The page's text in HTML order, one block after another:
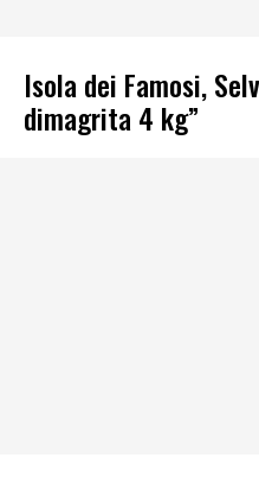
Isola dei Famosi,
dimagrita 4 kg”